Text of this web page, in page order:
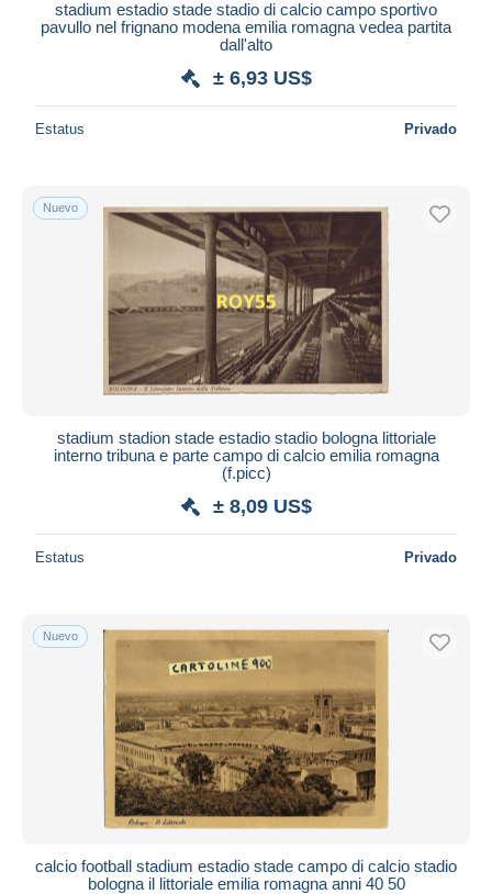
stadium estadio stade stadio di calcio campo sportivo
pavullo nel frignano modena emilia romagna vedea partita
dall'alto
± 6,93 US$
Estatus Privado
Nuevo
stadium stadion stade estadio stadio bologna littoriale
interno tribuna e parte campo di calcio emilia romagna
(f.picc)
± 8,09 US$
Estatus Privado
Nuevo
calcio football stadium estadio stade campo di calcio stadio
bologna il littoriale emilia romagna anni 40 50